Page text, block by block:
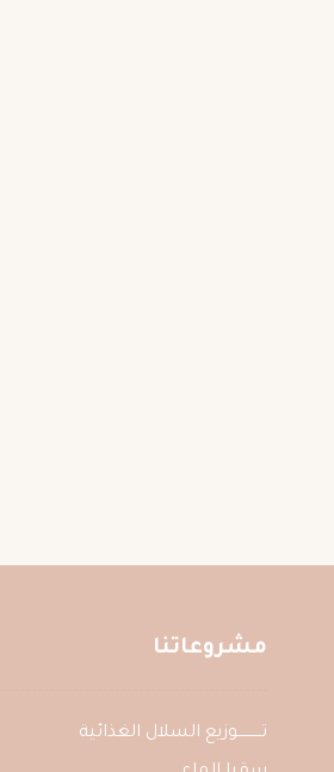
مشروعاتنا
تــــــــــوزيع السلال الغذائية